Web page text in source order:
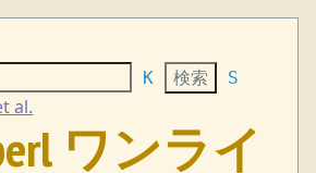
K S
al.
ワンライ